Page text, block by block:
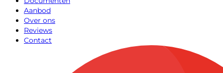
Aanbod
Over ons
Reviews
Contact